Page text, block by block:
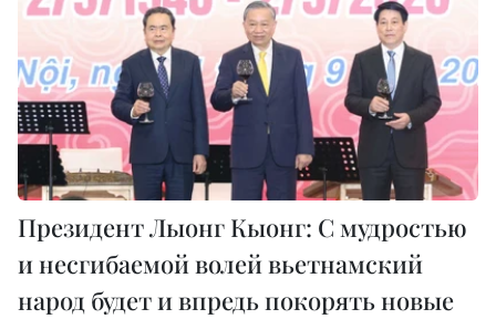
Президент Лыонг Кыонг: С мудростью
и несгибаемой волей вьетнамский
народ будет и впредь покорять новые